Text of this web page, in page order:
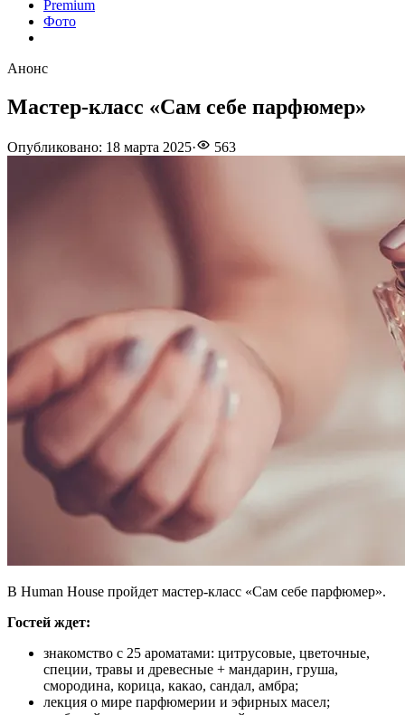
Premium
Фото
Анонс
Мастер-класс «Сам себе парфюмер»
Опубликовано: 18 марта 2025· 563
В Human House пройдет мастер-класс «Сам себе парфюмер».
Гостей ждет:
знакомство с 25 ароматами: цитрусовые, цветочные,
специи, травы и древесные + мандарин, груша,
смородина, корица, какао, сандал, амбра;
лекция о мире парфюмерии и эфирных масел;